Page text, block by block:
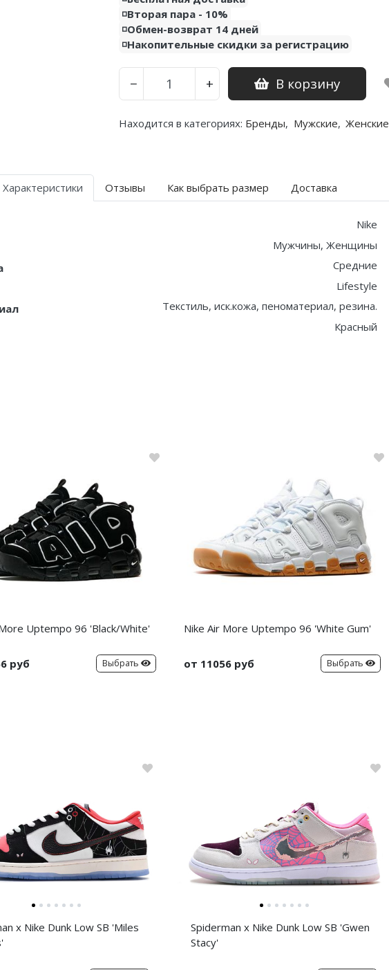
◽️Вторая пара - 10%
◽️Обмен-возврат 14 дней
◽️Накопительные скидки за регистрацию
− + В корзину
Находится в категориях: Бренды, Мужские, Женские
Характеристики Отзывы Как выбрать размер Доставка
Nike
Мужчины, Женщины
Средние
Lifestyle
Текстиль, иск.кожа, пеноматериал, резина.
Красный
Uptempo 96 'Black/White'
руб Выбрать
Nike Air More Uptempo 96 'White Gum'
от 11056 руб Выбрать
x Nike Dunk Low SB 'Miles
Spiderman x Nike Dunk Low SB 'Gwen
Stacy'